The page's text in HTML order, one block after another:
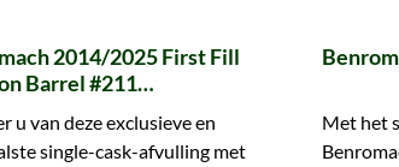
2014/2025 First Fill
Barrel #211
u van deze exclusieve en
single-cask-afvulling met
Met het